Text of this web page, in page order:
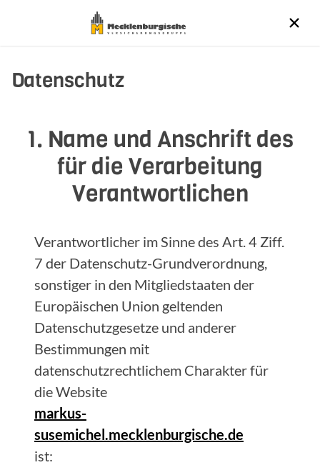
Datenschutz
1. Name und Anschrift des
für die Verarbeitung
Verantwortlichen
Verantwortlicher im Sinne des Art. 4 Ziff.
7 der Datenschutz-Grundverordnung,
sonstiger in den Mitgliedstaaten der
Europäischen Union geltenden
Datenschutzgesetze und anderer
Bestimmungen mit
datenschutzrechtlichem Charakter für
die Website
markus-
susemichel.mecklenburgische.de
ist: